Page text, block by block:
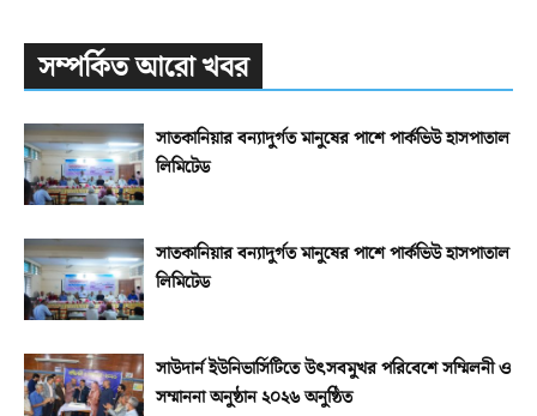
সম্পর্কিত আরো খবর
সাতকানিয়ার বন্যাদুর্গত মানুষের পাশে পার্কভিউ হাসপাতাল
লিমিটেড
সাতকানিয়ার বন্যাদুর্গত মানুষের পাশে পার্কভিউ হাসপাতাল
লিমিটেড
সাউদার্ন ইউনিভার্সিটিতে উৎসবমুখর পরিবেশে সম্মিলনী ও
সম্মাননা অনুষ্ঠান ২০২৬ অনুষ্ঠিত